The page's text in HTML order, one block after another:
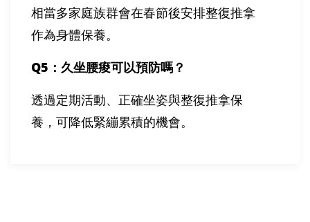
相當多家庭族群會在春節後安排整復推拿
作為身體保養。
Q5 ：久坐腰痠可以預防嗎？
透過定期活動、正確坐姿與整復推拿保
養，可降低緊繃累積的機會。